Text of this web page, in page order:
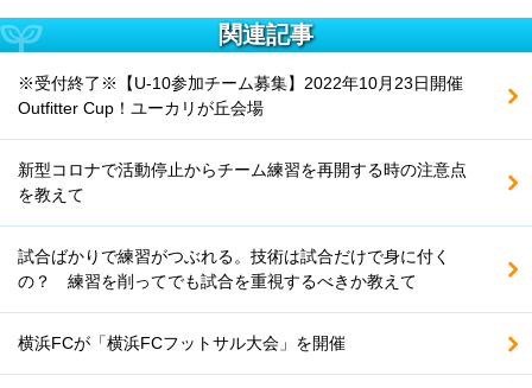
関連記事
※受付終了※【U-10参加チーム募集】2022年10月23日開催
Outfitter Cup！ユーカリが丘会場
新型コロナで活動停止からチーム練習を再開する時の注意点
を教えて
試合ばかりで練習がつぶれる。技術は試合だけで身に付く
の？ 練習を削ってでも試合を重視するべきか教えて
横浜FCが「横浜FCフットサル大会」を開催